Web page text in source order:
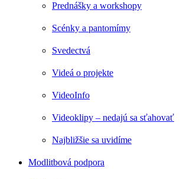
Prednášky a workshopy
Scénky a pantomímy
Svedectvá
Videá o projekte
VideoInfo
Videoklipy – nedajú sa sťahovať
Najbližšie sa uvidíme
Modlitbová podpora